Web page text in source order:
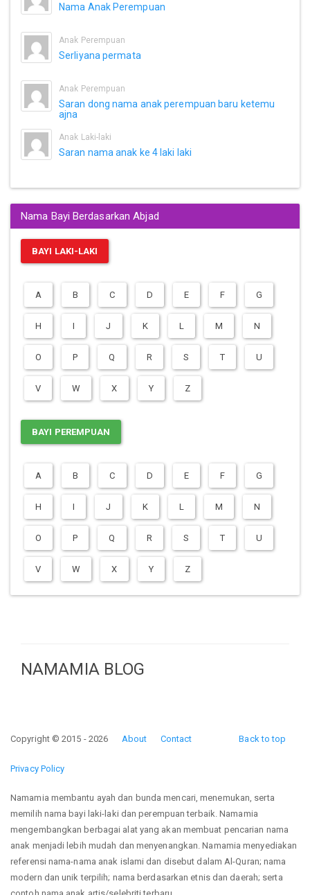
Nama Anak Perempuan
Anak Perempuan
Serliyana permata
Anak Perempuan
Saran dong nama anak perempuan baru ketemu
ajna
Anak Laki-laki
Saran nama anak ke 4 laki laki
Nama Bayi Berdasarkan Abjad
BAYI LAKI-LAKI
A B C D E F G
H I J K L M N
O P Q R S T U
V W X Y Z
BAYI PEREMPUAN
A B C D E F G
H I J K L M N
O P Q R S T U
V W X Y Z
NAMAMIA BLOG
Back to top
Copyright © 2015 - 2026 About Contact
Privacy Policy
Namamia membantu ayah dan bunda mencari, menemukan, serta
memilih nama bayi laki-laki dan perempuan terbaik. Namamia
mengembangkan berbagai alat yang akan membuat pencarian nama
anak menjadi lebih mudah dan menyenangkan. Namamia menyediakan
referensi nama-nama anak islami dan disebut dalam Al-Quran; nama
modern dan unik terpilih; nama berdasarkan etnis dan daerah; serta